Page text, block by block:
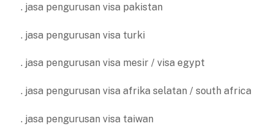
. jasa pengurusan visa pakistan
. jasa pengurusan visa turki
. jasa pengurusan visa mesir / visa egypt
. jasa pengurusan visa afrika selatan / south africa
. jasa pengurusan visa taiwan